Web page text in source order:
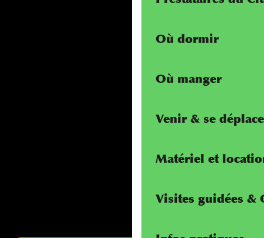
Où dormir
Où manger
Venir & se
Matériel et
Visites guidées &